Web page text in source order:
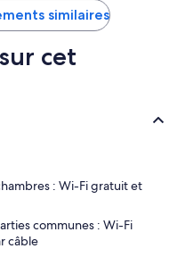
de
similaires
cet
: Wi-Fi gratuit et
communes : Wi-Fi
câble